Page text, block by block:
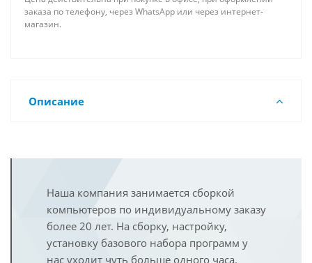
заказа по телефону, через WhatsApp или через интернет-
магазин.
Описание
Наша компания занимается сборкой
компьютеров по индивидуальному заказу
более 20 лет. На сборку, настройку,
установку базового набора программ у
нас уходит чуть больше одного часа.